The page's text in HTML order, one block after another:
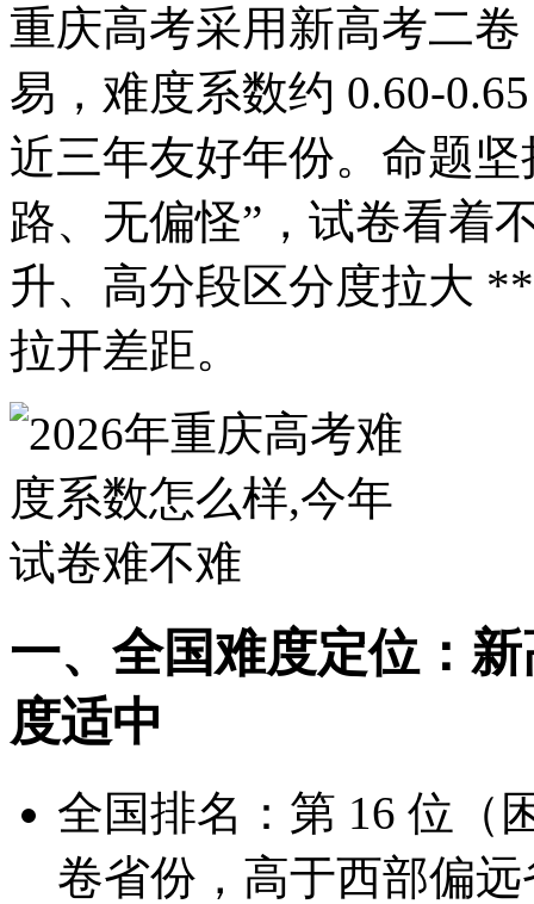
重庆高考采用新高考二
易，难度系数约 0.60-
近三年友好年份。命题
路、无偏怪”，试卷看着
升、高分段区分度拉大
拉开差距。
一、全国难度定位：
度适中
全国排名：第 16 位（
卷省份，高于西部偏